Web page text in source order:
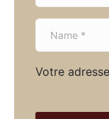
Votre
N
e